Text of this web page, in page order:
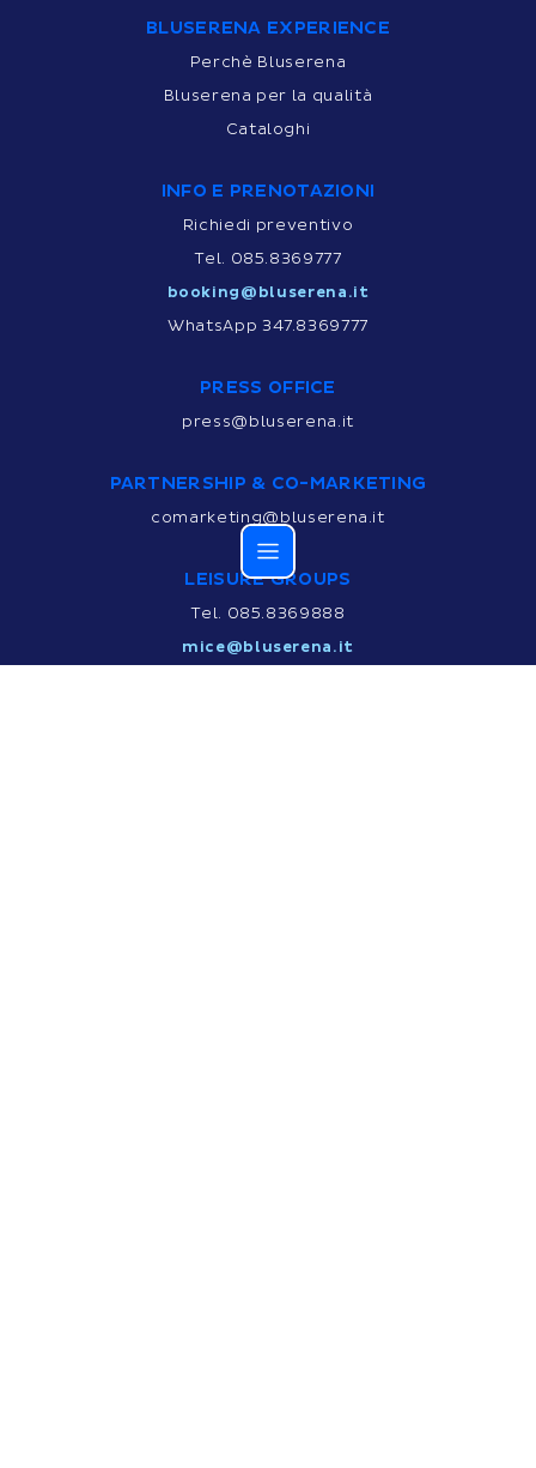
BLUSERENA EXPERIENCE
Perchè Bluserena
Bluserena per la qualità
Cataloghi
INFO E PRENOTAZIONI
Richiedi preventivo
Tel. 085.8369777
booking@bluserena.it
WhatsApp 347.8369777
PRESS OFFICE
press@bluserena.it
PARTNERSHIP & CO-MARKETING
comarketing@bluserena.it
LEISURE GROUPS
Tel. 085.8369888
mice@bluserena.it